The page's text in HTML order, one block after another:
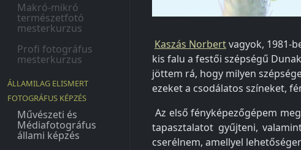
Makró-mikró
természetfotó
mesterkurzus
Profi fotográfus
mesterkurzus
ÁLLAMILAG ELISMERT
FOTOGRÁFUS KÉPZÉS
Művészeti és
Médiafotográfus
állami képzés
Kaszás Norbertvagyok, 1981-
kis falu a festői szépségű
jöttem rá, hogy milyen
ezeket a csodálatos színeket,
Az első fényképezőgépem
tapasztalatot gyűjteni,
cserélnem, amellyel